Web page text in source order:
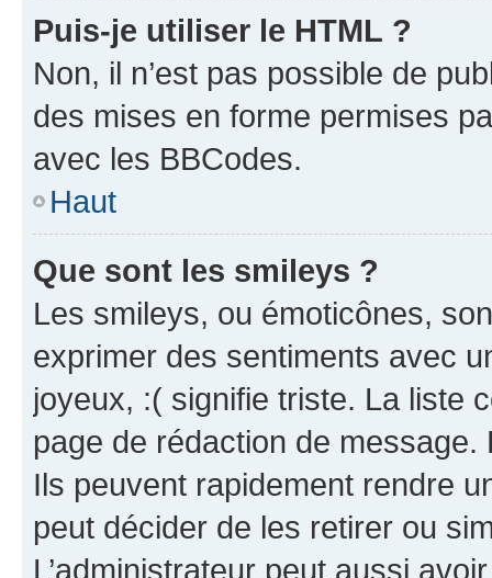
Puis-je utiliser le HTML ?
Non, il n’est pas possible de
des mises en forme permises
avec les BBCodes.
Haut
Que sont les smileys ?
Les smileys, ou émoticônes,
exprimer des sentiments avec
joyeux, :( signifie triste. La liste
page de rédaction de
Ils peuvent rapidement rendre
peut décider de les retirer ou
L’administrateur peut aussi